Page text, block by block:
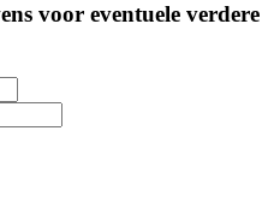
voor eventuele verdere